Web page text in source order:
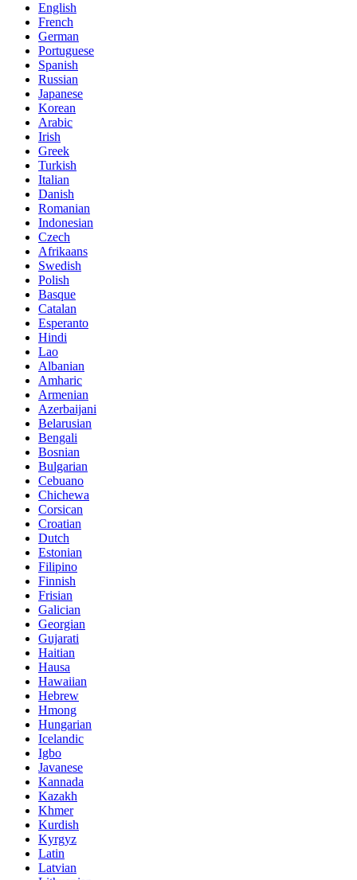
English
French
German
Portuguese
Spanish
Russian
Japanese
Korean
Arabic
Irish
Greek
Turkish
Italian
Danish
Romanian
Indonesian
Czech
Afrikaans
Swedish
Polish
Basque
Catalan
Esperanto
Hindi
Lao
Albanian
Amharic
Armenian
Azerbaijani
Belarusian
Bengali
Bosnian
Bulgarian
Cebuano
Chichewa
Corsican
Croatian
Dutch
Estonian
Filipino
Finnish
Frisian
Galician
Georgian
Gujarati
Haitian
Hausa
Hawaiian
Hebrew
Hmong
Hungarian
Icelandic
Igbo
Javanese
Kannada
Kazakh
Khmer
Kurdish
Kyrgyz
Latin
Latvian